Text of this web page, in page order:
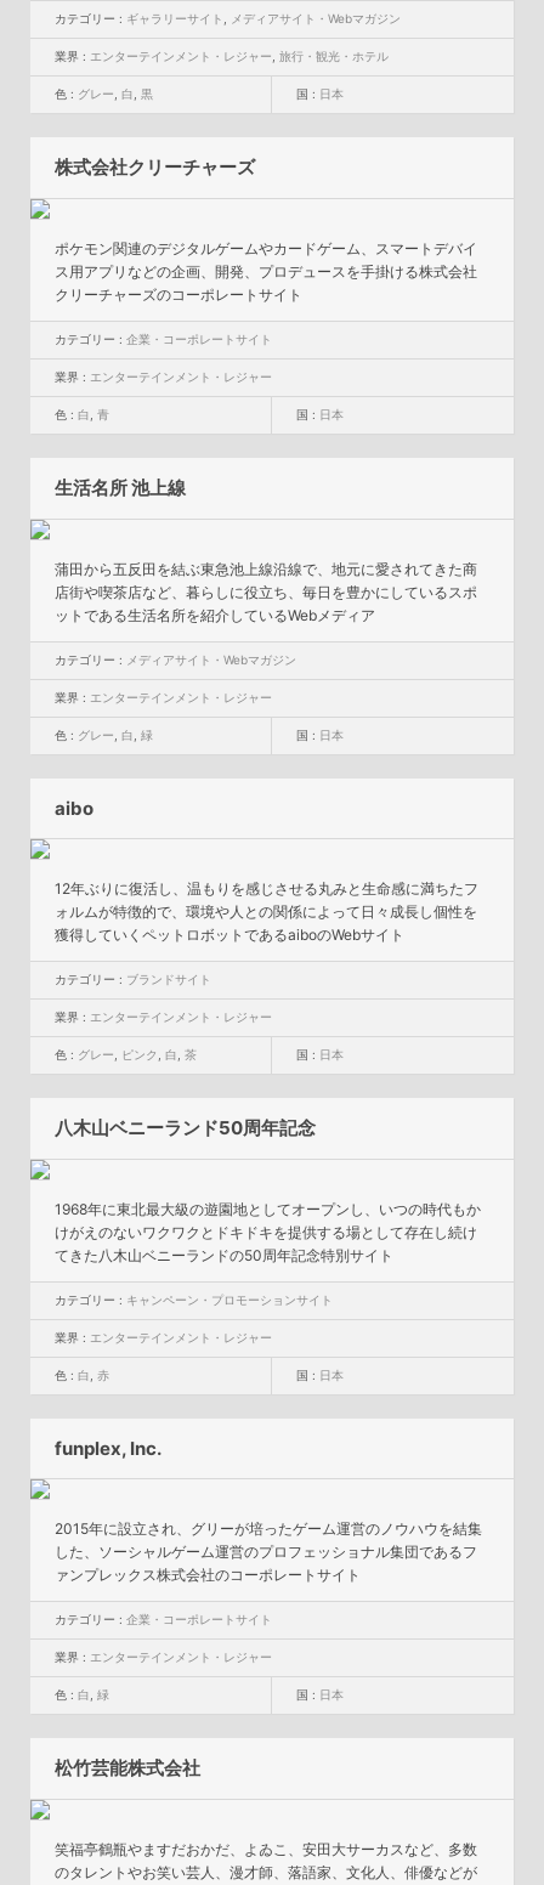
カテゴリー : ギャラリーサイト メディアサイト・Webマガジン
業界 : エンターテインメント・レジャー ,旅行・観光・ホテル
色 : グレー ,白 ,黒 国 : 日本
株式会社クリーチャーズ
ポケモン関連のデジタルゲームやカードゲーム、スマートデバイ
ス用アプリなどの企画、開発、プロデュースを手掛ける株式会社
クリーチャーズのコーポレートサイト
カテゴリー :企業・コーポレートサイト
業界 : エンターテインメント・レジャー
色 :白 ,青 国 : 日本
生活名所 池上線
蒲田から五反田を結ぶ東急池上線沿線で、地元に愛されてきた商
店街や喫茶店など、暮らしに役立ち、毎日を豊かにしているスポ
ットである生活名所を紹介しているWebメディア
カテゴリー : メディアサイト・Webマガジン
業界 : エンターテインメント・レジャー
色 : グレー ,白 ,緑 国 : 日本
aibo
12年ぶりに復活し、温もりを感じさせる丸みと生命感に満ちたフ
ォルムが特徴的で、環境や人との関係によって日々成長し個性を
獲得していくペットロボットであるaiboのWebサイト
カテゴリー : ブランドサイト
業界 : エンターテインメント・レジャー
色 : グレー ピンク ,白 ,茶 国 : 日本
八木山ベニーランド50周年記念
1968年に東北最大級の遊園地としてオープンし、いつの時代もか
けがえのないワクワクとドキドキを提供する場として存在し続け
てきた八木山ベニーランドの50周年記念特別サイト
カテゴリー : キャンペーン・プロモーションサイト
業界 : エンターテインメント・レジャー
色 :白 ,赤 国 : 日本
funplex, Inc.
2015年に設立され、グリーが培ったゲーム運営のノウハウを結集
した、ソーシャルゲーム運営のプロフェッショナル集団であるフ
ァンプレックス株式会社のコーポレートサイト
カテゴリー :企業・コーポレートサイト
業界 : エンターテインメント・レジャー
色 :白 ,緑 国 : 日本
松竹芸能株式会社
笑福亭鶴瓶やますだおかだ、よゐこ、安田大サーカスなど、多数
のタレントやお笑い芸人、漫才師、落語家、文化人、俳優などが